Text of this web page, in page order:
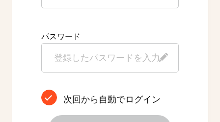
パスワード
次回から自動でログイン